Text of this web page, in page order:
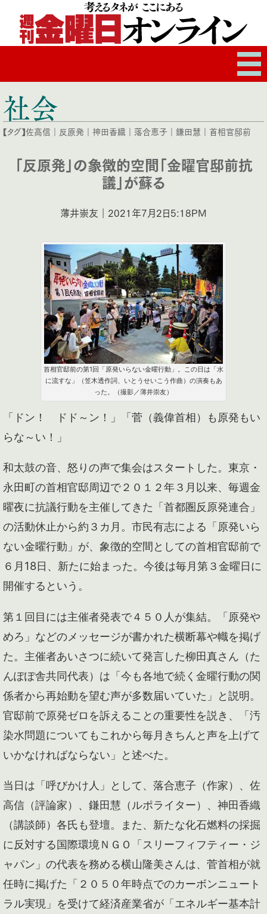
社会
【タグ】佐高信 ｜ 反原発 ｜ 神田香織 ｜ 落合恵子 ｜ 鎌田慧 ｜ 首相官邸前
「反原発」の象徴的空間「金曜官邸前抗
議」が蘇る
薄井崇友｜2021年7月2日5:18PM
首相官邸前の第1回「原発いらない金曜行動」。この日は「水
に流すな」（笠木透作詞、いとうせいこう作曲）の演奏もあ
った。（撮影／薄井崇友）
「ドン！ ドド～ン！」「菅（義偉首相）も原発もい
らな～い！」
和太鼓の音、怒りの声で集会はスタートした。東京・
永田町の首相官邸周辺で２０１２年３月以来、毎週金
曜夜に抗議行動を主催してきた「首都圏反原発連合」
の活動休止から約３カ月。市民有志による「原発いら
ない金曜行動」が、象徴的空間としての首相官邸前で
６月18日、新たに始まった。今後は毎月第３金曜日に
開催するという。
第１回目には主催者発表で４５０人が集結。「原発や
めろ」などのメッセージが書かれた横断幕や幟を掲げ
た。主催者あいさつに続いて発言した柳田真さん（た
んぽぽ舎共同代表）は「今も各地で続く金曜行動の関
係者から再始動を望む声が多数届いていた」と説明。
官邸前で原発ゼロを訴えることの重要性を説き、「汚
染水問題についてもこれから毎月きちんと声を上げて
いかなければならない」と述べた。
当日は「呼びかけ人」として、落合恵子（作家）、佐
高信（評論家）、鎌田慧（ルポライター）、神田香織
（講談師）各氏も登壇。また、新たな化石燃料の採掘
に反対する国際環境ＮＧＯ「スリーフィフティー・ジ
ャパン」の代表を務める横山隆美さんは、菅首相が就
任時に掲げた「２０５０年時点でのカーボンニュート
ラル実現」を受けて経済産業省が「エネルギー基本計